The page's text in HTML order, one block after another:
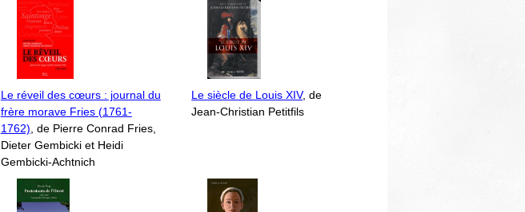
Le réveil des cœurs : journal du
frère morave Fries (1761-
1762), de Pierre Conrad Fries,
Dieter Gembicki et Heidi
Gembicki-Achtnich
Le siècle de Louis XIV, de
Jean-Christian Petitfils